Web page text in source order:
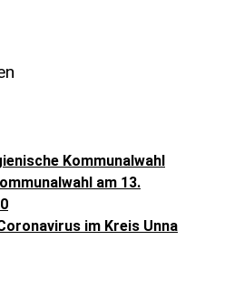
Kommunalwahl
am 13.
im Kreis Unna